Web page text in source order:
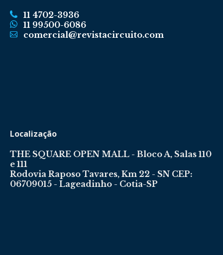
11 4702-3936
11 99500-6086
comercial@revistacircuito.com
Localização
THE SQUARE OPEN MALL - Bloco A, Salas 110
e 111
Rodovia Raposo Tavares, Km 22 - SN CEP:
06709015 - Lageadinho - Cotia-SP